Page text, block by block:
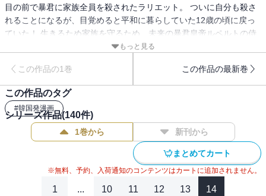
目の前で暴君に家族全員を殺されたラリエット。 ついに自分も殺さ
れることになるが、目覚めると平和に暮らしていた12歳の頃に戻っ
ていた！ 生きるため家族を守るため、未来の暴君皇帝ルペルトの侍
女になることを決意し家を出る。 でもこの時のルペルトは女装をし
もっと見る
この作品の1巻 この作品の最新巻
この作品のタグ
#韓国発漫画
シリーズ作品(140件)
1巻から 新刊から
まとめてカート
※無料、予約、入荷通知のコンテンツはカートに追加されません。
1 ... 10 11 12 13 14